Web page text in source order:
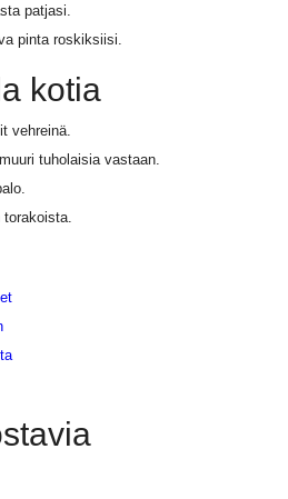
patjasi.
pinta roskiksiisi.
kotia
vehreinä.
tuholaisia vastaan.